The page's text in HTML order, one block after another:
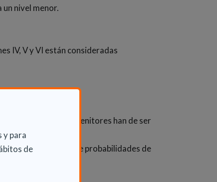
y para
de
nivel menor.
IV, V y VI están consideradas
que ambos progenitores han de ser
un 25% de probabilidades de